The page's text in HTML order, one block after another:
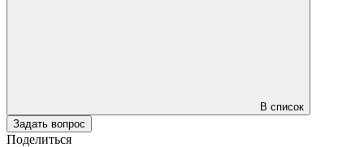
В список
Задать вопрос
Поделиться